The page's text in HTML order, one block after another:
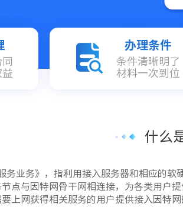
益
办理条件
条件清晰明了
材料一次到位
什么
务业务》，指利用接入服务器和相应的软
点与因特网骨干网相连接，为各类用户
上网获得相关服务的用户提供接入因特